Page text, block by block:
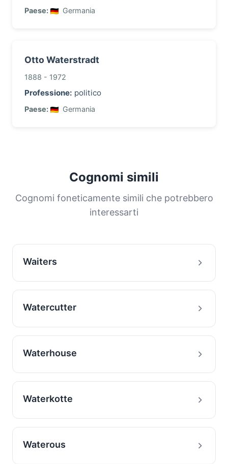
Paese: Germania
Otto Waterstradt
1888 - 1972
Professione: politico
Paese: Germania
Cognomi simili
Cognomi foneticamente simili che potrebbero
interessarti
Waiters
Watercutter
Waterhouse
Waterkotte
Waterous